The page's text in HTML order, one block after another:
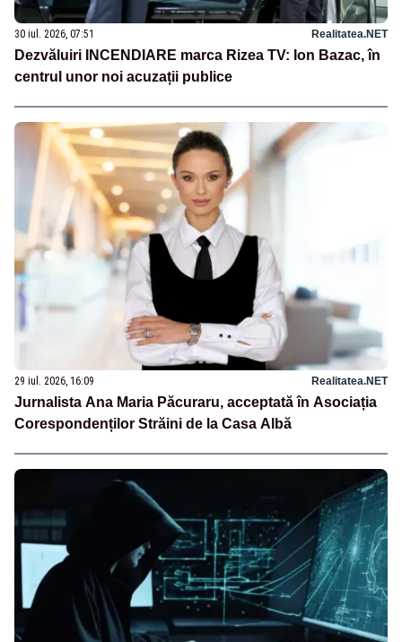
30 iul. 2026, 07:51 Realitatea.NET
Dezvăluiri INCENDIARE marca Rizea TV: Ion Bazac, în
centrul unor noi acuzații publice
29 iul. 2026, 16:09 Realitatea.NET
Jurnalista Ana Maria Păcuraru, acceptată în Asociația
Corespondenților Străini de la Casa Albă